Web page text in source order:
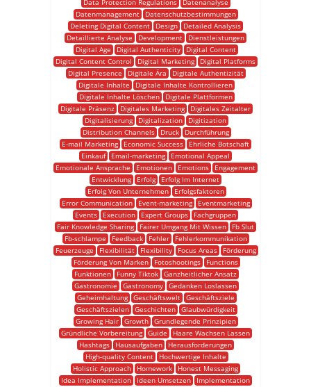
Data Protection Regulations
Datenanalyse
Datenmanagement
Datenschutzbestimmungen
Deleting Digital Content
Design
Detailed Analysis
Detaillierte Analyse
Development
Dienstleistungen
Digital Age
Digital Authenticity
Digital Content
Digital Content Control
Digital Marketing
Digital Platforms
Digital Presence
Digitale Ära
Digitale Authentizität
Digitale Inhalte
Digitale Inhalte Kontrollieren
Digitale Inhalte Löschen
Digitale Plattformen
Digitale Präsenz
Digitales Marketing
Digitales Zeitalter
Digitalisierung
Digitalization
Digitization
Distribution Channels
Druck
Durchführung
E-mail Marketing
Economic Success
Ehrliche Botschaft
Einkauf
Email-marketing
Emotional Appeal
Emotionale Ansprache
Emotionen Emotions
Engagement
Entwicklung
Erfolg
Erfolg Im Internet
Erfolg Von Unternehmen
Erfolgsfaktoren
Error Communication
Event-marketing
Eventmarketing
Events
Execution Expert Groups
Fachgruppen
Fair Knowledge Sharing
Fairer Umgang Mit Wissen
Fb Slut
Fb-schlampe
Feedback Fehler
Fehlerkommunikation
Feuerzeuge
Flexibilität Flexibility Focus Areas
Förderung
Förderung Von Marken
Fotoshootings
Functions
Funktionen
Funny Tiktok Ganzheitlicher Ansatz
Gastronomie
Gastronomy Gedanken Loslassen
Geheimhaltung
Geschäftswelt
Geschäftsziele
Geschäftszielen
Geschichten
Glaubwürdigkeit
Growing Hair
Growth
Grundlegende Prinzipien
Gründliche Vorbereitung Guide
Haare Wachsen Lassen
Hashtags
Hausaufgaben
Herausforderungen
High-quality Content
Hochwertige Inhalte
Holistic Approach
Homework
Honest Messaging
Idea Implementation
Ideen Umsetzen
Implementation